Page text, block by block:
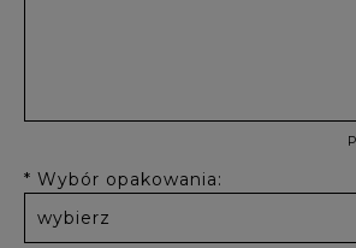
* Wybór opakowania: